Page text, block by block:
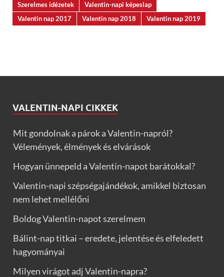
Szerelmes idézetek
Valentin-napi képeslap
Valentin nap 2017
Valentin nap 2018 Valentin nap 2019
VALENTIN-NAPI CIKKEK
Mit gondolnak a párok a Valentin-napról?
Vélemények, élmények és elvárások
Hogyan ünnepeld a Valentin-napot barátokkal?
Valentin-napi szépségajándékok, amikkel biztosan
nem lehet mellélőni
Boldog Valentin-napot szerelmem
Bálint-nap titkai – eredete, jelentése és elfeledett
hagyományai
Milyen virágot adj Valentin-napra?